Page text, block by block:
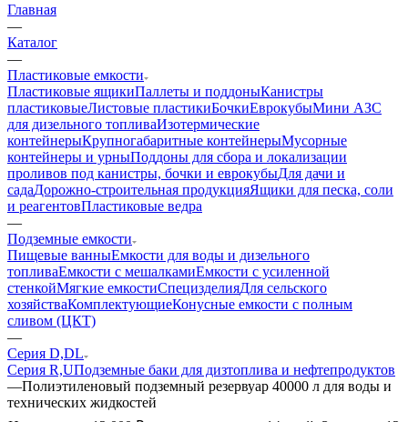
Главная
—
Каталог
—
Пластиковые емкости
Пластиковые ящикиПаллеты и поддоныКанистры
пластиковыеЛистовые пластикиБочкиЕврокубыМини АЗС
для дизельного топливаИзотермические
контейнерыКрупногабаритные контейнерыМусорные
контейнеры и урныПоддоны для сбора и локализации
проливов под канистры, бочки и еврокубыДля дачи и
садаДорожно-строительная продукцияЯщики для песка, соли
и реагентовПластиковые ведра
—
Подземные емкости
Пищевые ванныЕмкости для воды и дизельного
топливаЕмкости с мешалкамиЕмкости с усиленной
стенкойМягкие емкостиСпецизделияДля сельского
хозяйстваКомплектующиеКонусные емкости с полным
сливом (ЦКТ)
—
Серия D,DL
Серия R,UПодземные баки для дизтоплива и нефтепродуктов
—Полиэтиленовый подземный резервуар 40000 л для воды и
технических жидкостей